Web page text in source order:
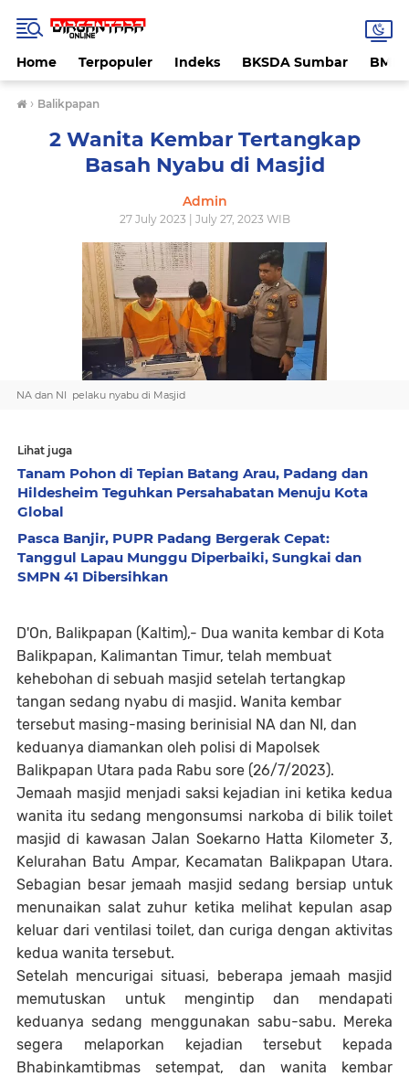
Home Terpopuler Indeks BKSDA Sumbar
› Balikpapan
2 Wanita Kembar Tertangkap
Basah Nyabu di Masjid
Admin
27 July 2023 | July 27, 2023 WIB
NA dan NI pelaku nyabu di Masjid
Lihat juga
Tanam Pohon di Tepian Batang Arau, Padang dan
Hildesheim Teguhkan Persahabatan Menuju Kota
Global
Pasca Banjir, PUPR Padang Bergerak Cepat:
Tanggul Lapau Munggu Diperbaiki, Sungkai dan
SMPN 41 Dibersihkan
D'On, Balikpapan (Kaltim),- Dua wanita kembar di Kota
Balikpapan, Kalimantan Timur, telah membuat
kehebohan di sebuah masjid setelah tertangkap
tangan sedang nyabu di masjid. Wanita kembar
tersebut masing-masing berinisial NA dan NI, dan
keduanya diamankan oleh polisi di Mapolsek
Balikpapan Utara pada Rabu sore (26/7/2023).
Jemaah masjid menjadi saksi kejadian ini ketika kedua
wanita itu sedang mengonsumsi narkoba di bilik toilet
masjid di kawasan Jalan Soekarno Hatta Kilometer 3,
Kelurahan Batu Ampar, Kecamatan Balikpapan Utara.
Sebagian besar jemaah masjid sedang bersiap untuk
menunaikan salat zuhur ketika melihat kepulan asap
keluar dari ventilasi toilet, dan curiga dengan aktivitas
kedua wanita tersebut.
Setelah mencurigai situasi, beberapa jemaah masjid
memutuskan untuk mengintip dan mendapati
keduanya sedang menggunakan sabu-sabu. Mereka
segera melaporkan kejadian tersebut kepada
Bhabinkamtibmas setempat, dan wanita kembar